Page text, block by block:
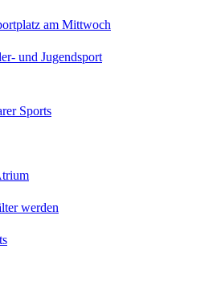
am Mittwoch
und Jugendsport
Sports
werden